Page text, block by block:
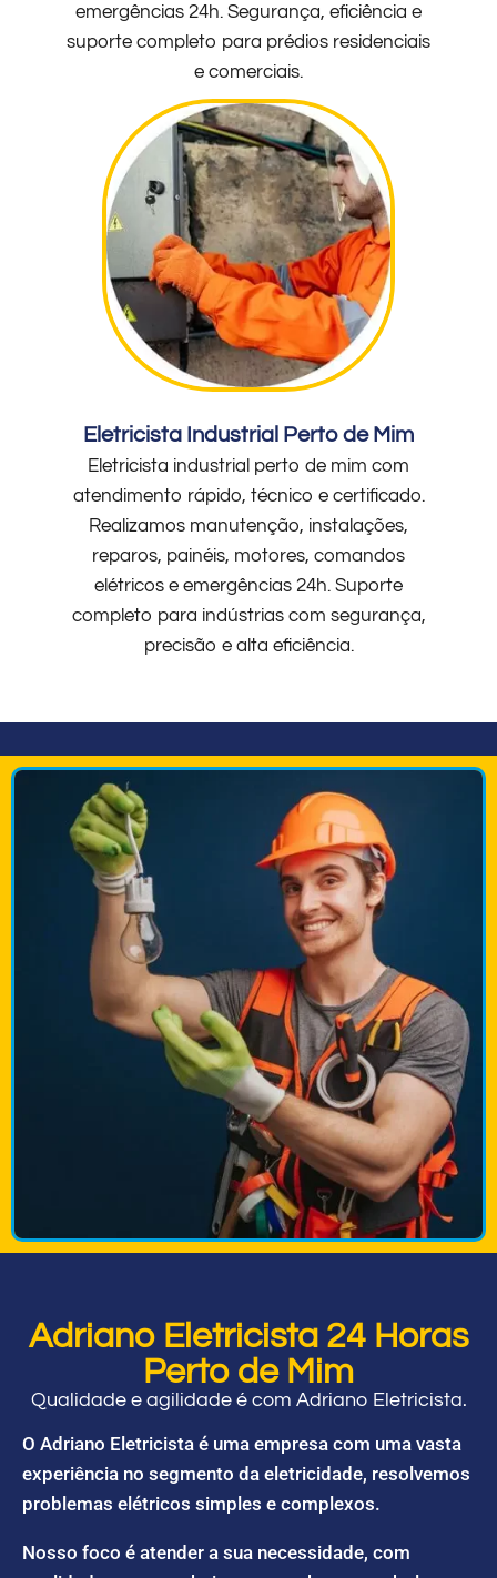
emergências 24h. Segurança, eficiência e
suporte completo para prédios residenciais
e comerciais.
Eletricista Industrial Perto de Mim
Eletricista industrial perto de mim com
atendimento rápido, técnico e certificado.
Realizamos manutenção, instalações,
reparos, painéis, motores, comandos
elétricos e emergências 24h. Suporte
completo para indústrias com segurança,
precisão e alta eficiência.
Adriano Eletricista 24 Horas
Perto de Mim
Qualidade e agilidade é com Adriano Eletricista.
O Adriano Eletricista é uma empresa com uma vasta
experiência no segmento da eletricidade, resolvemos
problemas elétricos simples e complexos.
Nosso foco é atender a sua necessidade, com